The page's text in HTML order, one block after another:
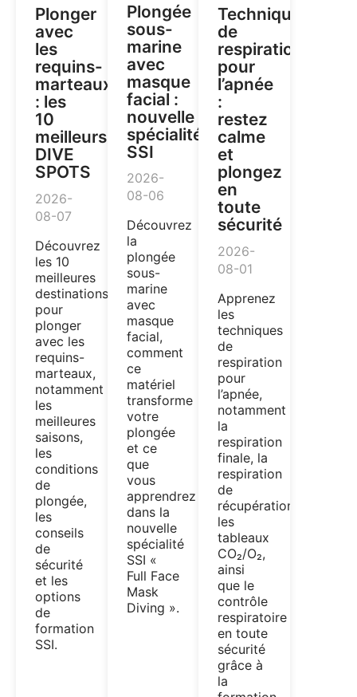
Plonger
avec
les
requins-
marteaux
: les
10
meilleurs
DIVE
SPOTS
2026-
08-07
Découvrez
les 10
meilleures
destinations
pour
plonger
avec les
requins-
marteaux,
notamment
les
meilleures
saisons,
les
conditions
de
plongée,
les
conseils
de
sécurité
et les
options
de
formation
SSI.
Plongée
sous-
marine
avec
masque
facial :
nouvelle
spécialité
SSI
2026-
08-06
Découvrez
la
plongée
sous-
marine
avec
masque
facial,
comment
ce
matériel
transforme
votre
plongée
et ce
que
vous
apprendrez
dans la
nouvelle
spécialité
SSI «
Full Face
Mask
Diving ».
Techniques
de
respiration
pour
l’apnée
:
restez
calme
et
plongez
en
toute
sécurité
2026-
08-01
Apprenez
les
techniques
de
respiration
pour
l’apnée,
notamment
la
respiration
finale, la
respiration
de
récupération,
les
tableaux
CO₂/O₂,
ainsi
que le
contrôle
respiratoire
en toute
sécurité
grâce à
la